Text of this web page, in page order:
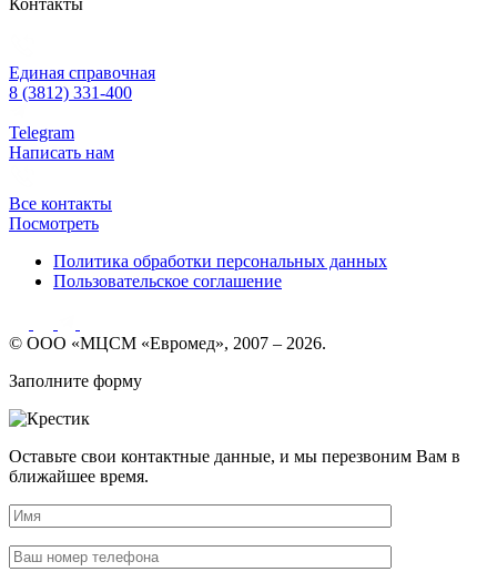
Единая справочная
8 (3812) 331-400
Telegram
Написать нам
Все контакты
Посмотреть
Политика обработки персональных данных
Пользовательское соглашение
© ООО «МЦСМ «Евромед», 2007 – 2026.
Заполните форму
Оставьте свои контактные данные, и мы перезвоним Вам в
ближайшее время.